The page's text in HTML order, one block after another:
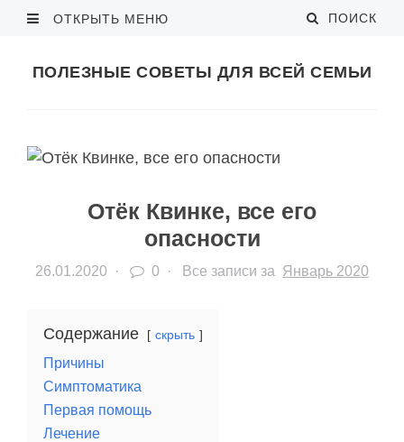
ОТКРЫТЬ МЕНЮ ПОИСК
ПОЛЕЗНЫЕ СОВЕТЫ ДЛЯ ВСЕЙ СЕМЬИ
Отёк Квинке, все его
опасности
26.01.2020 · 0 · Все записи за Январь 2020
Содержание скрыть
Причины
Симптоматика
Первая помощь
Лечение